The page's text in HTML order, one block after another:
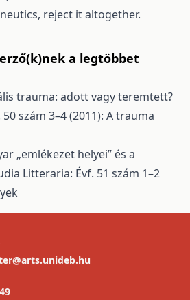
reject it altogether.
a legtöbbet
trauma: adott vagy teremtett?
szám 3–4 (2011): A trauma
„emlékezet helyei” és a
Litteraria: Évf. 51 szám 1–2